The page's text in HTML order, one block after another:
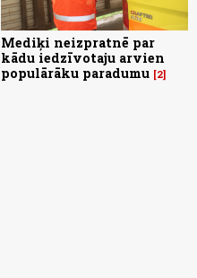
Mediķi neizpratnē par
kādu iedzīvotaju arvien
populārāku paradumu 2